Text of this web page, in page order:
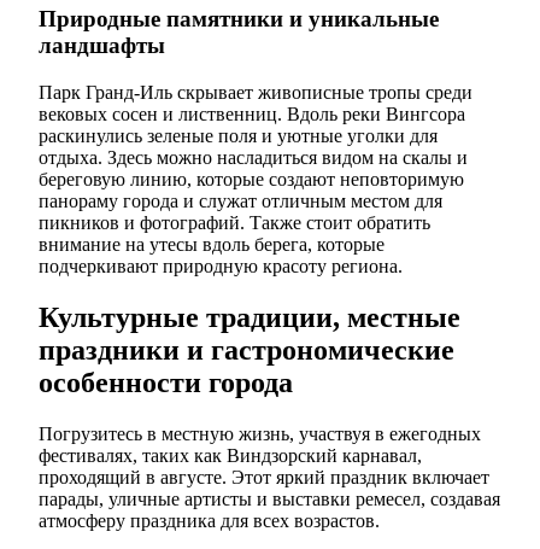
Природные памятники и уникальные
ландшафты
Парк Гранд-Иль скрывает живописные тропы среди
вековых сосен и лиственниц. Вдоль реки Вингсора
раскинулись зеленые поля и уютные уголки для
отдыха. Здесь можно насладиться видом на скалы и
береговую линию, которые создают неповторимую
панораму города и служат отличным местом для
пикников и фотографий. Также стоит обратить
внимание на утесы вдоль берега, которые
подчеркивают природную красоту региона.
Культурные традиции, местные
праздники и гастрономические
особенности города
Погрузитесь в местную жизнь, участвуя в ежегодных
фестивалях, таких как Виндзорский карнавал,
проходящий в августе. Этот яркий праздник включает
парады, уличные артисты и выставки ремесел, создавая
атмосферу праздника для всех возрастов.